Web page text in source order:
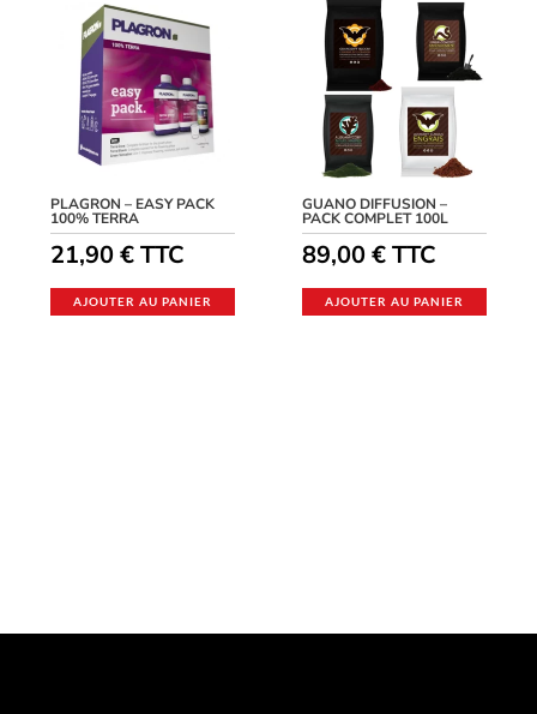
PLAGRON – EASY PACK
100% TERRA
21,90€ TTC
AJOUTER AU PANIER
GUANO DIFFUSION –
PACK COMPLET 100L
89,00€TTC
AJOUTER AU PANIER